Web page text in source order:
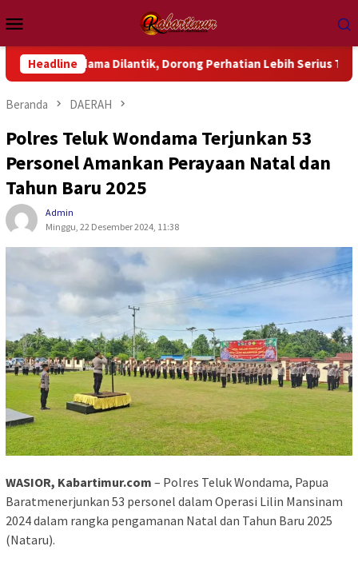
ke
kontenMobile
Headline
Dilantik, Dorong Perhatian Lebih Serius Terhadap Isu
Beranda DAERAH
Polres Teluk Wondama Terjunkan 53
Personel Amankan Perayaan Natal dan
Tahun Baru 2025
Admin
Minggu, 22 Desember 2024, 11:38
WASIOR, Kabartimur.com – Polres Teluk Wondama, Papua
Baratmenerjunkan 53 personel dalam Operasi Lilin Mansinam
2024 dalam rangka pengamanan Natal dan Tahun Baru 2025
(Nataru).